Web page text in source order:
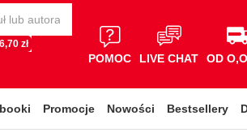
zł
POMOC LIVE CHAT OD
Promocje Nowości Bestsellery